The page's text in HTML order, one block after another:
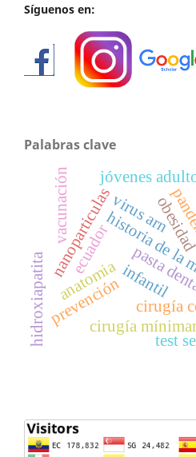
Síguenos en:
Palabras clave
historia de la
cirugía
cirugía
ecuador
infantil
prevención
nanoparticulas
hidroxiapatita pasta
jóvenes
test
virus arn
vacunación
anatomia